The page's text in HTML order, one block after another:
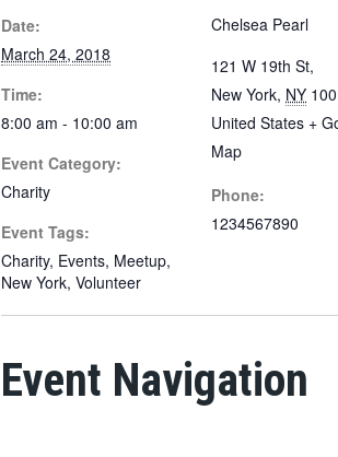
Date:
March 24, 2018
Time:
8:00 am - 10:00 am
Event Category:
Charity
Event Tags:
Charity, Events, Meetup,
New York, Volunteer
Chelsea Pearl
121 W 19th St,
New York, NY
United States +
Map
Phone:
1234567890
Event Navigation